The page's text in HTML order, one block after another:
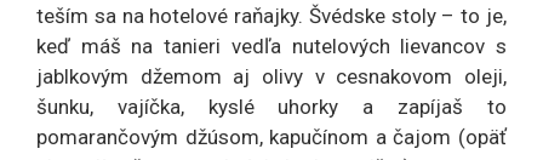
teším sa na hotelové raňajky. Švédske stoly – to je,
keď máš na tanieri vedľa nutelových lievancov s
jablkovým džemom aj olivy v cesnakovom oleji,
šunku, vajíčka, kyslé uhorky a zapíjaš to
pomarančovým džúsom, kapučínom a čajom (opäť